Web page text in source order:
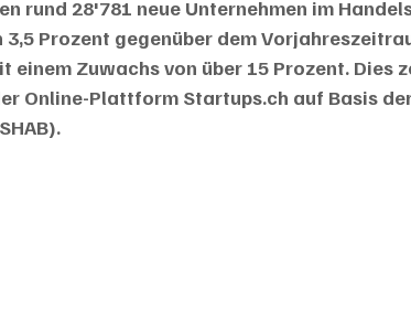
rund 28'781 neue Unternehmen im
Prozent gegenüber dem
einem Zuwachs von über 15 Prozent. Dies
Online-Plattform Startups.ch auf Basis